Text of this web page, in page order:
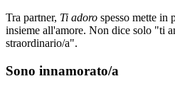
Tra partner, Ti adoro spesso mette in
insieme all'amore. Non dice solo "ti
straordinario/a".
Sono innamorato/a